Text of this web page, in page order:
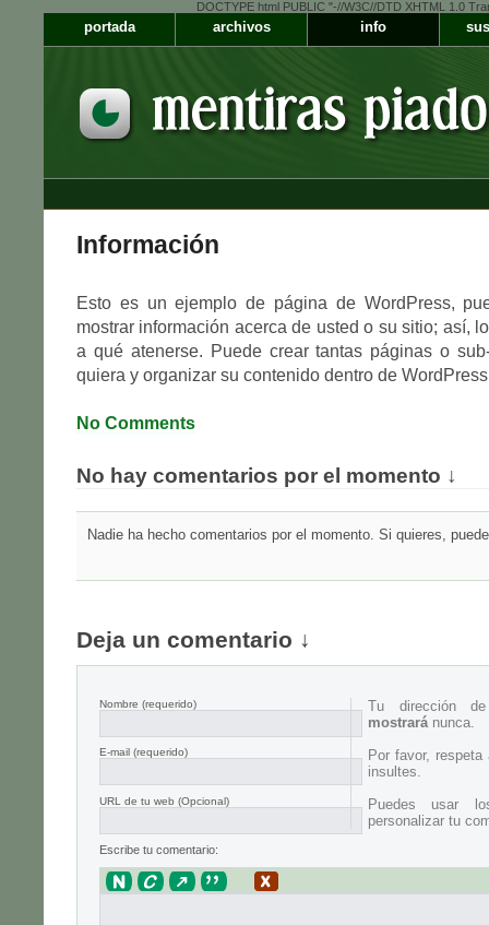
DOCTYPE html PUBLIC "-//W3C//DTD XHTML 1.0
portada archivos info
Información
Esto es un ejemplo de página de WordPress,
mostrar información acerca de usted o su sitio; así,
a qué atenerse. Puede crear tantas páginas o
quiera y organizar su contenido dentro de
No Comments
No hay comentarios por el momento ↓
Nadie ha hecho comentarios por el momento. Si quieres,
Deja un comentario ↓
Nombre (requerido)
E-mail (requerido)
URL de tu web (Opcional)
Tu dirección
mostrará nunca.
Por favor,
insultes.
Puedes usar
personalizar tu
Escribe tu comentario: